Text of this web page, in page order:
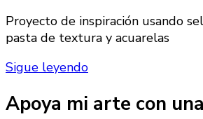
Proyecto de inspiración usando
pasta de textura y acuarelas
Sigue leyendo
Apoya mi arte con